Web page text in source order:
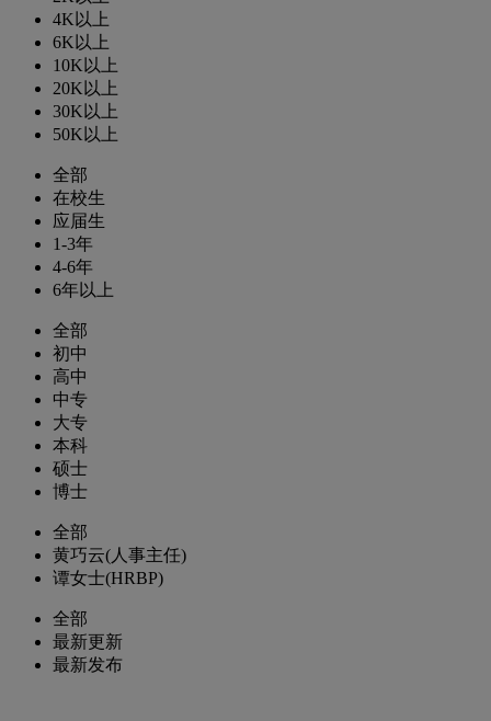
4K以上
6K以上
10K以上
20K以上
30K以上
50K以上
全部
在校生
应届生
1-3年
4-6年
6年以上
全部
初中
高中
中专
大专
本科
硕士
博士
全部
黄巧云(人事主任)
谭女士(HRBP)
全部
最新更新
最新发布